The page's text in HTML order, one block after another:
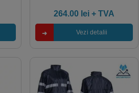
264.00 lei+ TVA
Vezi detalii